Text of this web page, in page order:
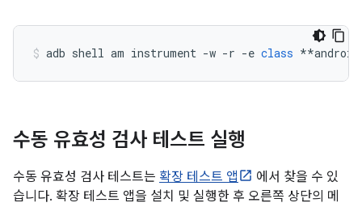
adb shell am instrument -w -r -e class **
수동 유효성 검사 테스트 실행
수동 유효성 검사 테스트는 확장 테스트 앱
에서 찾을 수 있
습니다. 확장 테스트 앱을 설치 및 실행한 후 오른쪽 상단의 메